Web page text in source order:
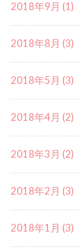
2018年9月 (1)
2018年8月 (3)
2018年5月 (3)
2018年4月 (2)
2018年3月 (2)
2018年2月 (3)
2018年1月 (3)